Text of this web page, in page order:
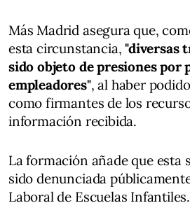
Más Madrid asegura que,
esta circunstancia,"diversas
sido objeto de presiones por
empleadores", al haber
como firmantes de los
información recibida.
La formación añade que esta
sido denunciada
Laboral de Escuelas Infantiles.